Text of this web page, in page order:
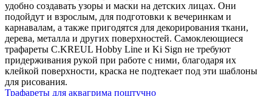
удобно создавать узоры и маски на детских лицах. Они
подойдут и взрослым, для подготовки к вечеринкам и
карнавалам, а также пригодятся для декорирования ткани,
дерева, металла и других поверхностей. Самоклеющиеся
трафареты C.KREUL Hobby Line и Ki Sign не требуют
придерживания рукой при работе с ними, благодаря их
клейкой поверхности, краска не подтекает под эти шаблоны
для рисования.
Трафареты для аквагрима поштучно